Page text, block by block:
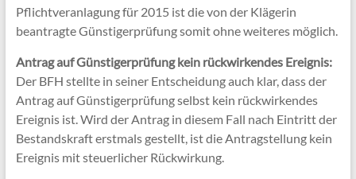
Pflichtveranlagung für 2015 ist die von der Klägerin
beantragte Günstigerprüfung somit ohne weiteres möglich.
Antrag auf Günstigerprüfung kein rückwirkendes Ereignis:
Der BFH stellte in seiner Entscheidung auch klar, dass der
Antrag auf Günstigerprüfung selbst kein rückwirkendes
Ereignis ist. Wird der Antrag in diesem Fall nach Eintritt der
Bestandskraft erstmals gestellt, ist die Antragstellung kein
Ereignis mit steuerlicher Rückwirkung.